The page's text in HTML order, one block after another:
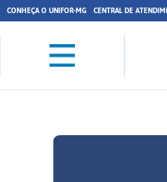
CONHEÇA O UNIFOR-MG CENTRAL DE